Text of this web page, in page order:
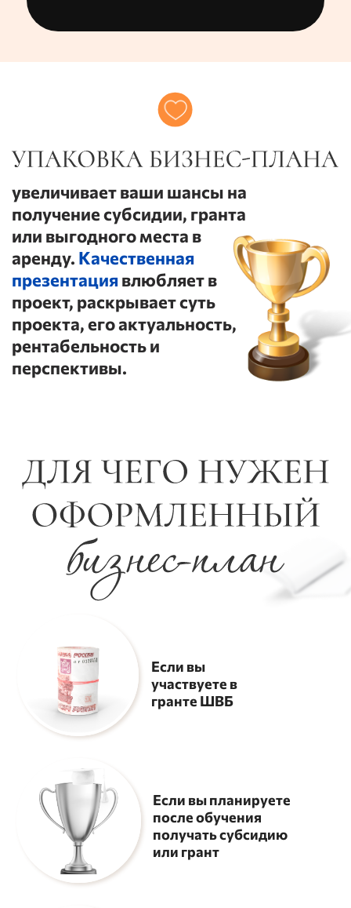
Если вы планируете
после обучения
получать субсидию
или грант
гранте ШВБ
убедить
потенциальных
арендодателей
ОФОРМИТЬ СВОЙ БИЗНЕС-ПЛАН
Если вы
планируете искать
инвестора или
потому что наши ученики
забирают гранты с этими
презентациями